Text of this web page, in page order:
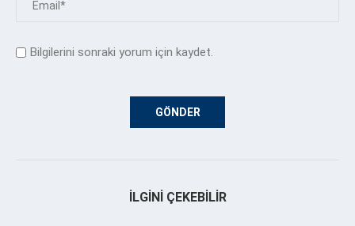
Bilgilerini sonraki yorum için kaydet.
İLGINI ÇEKEBILIR